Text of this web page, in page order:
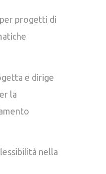
progetti di
e dirige
la
nella